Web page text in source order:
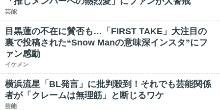
芸能
目黒蓮の不在に賛否も…「FIRST TAKE」大注目の
裏で投稿された“Snow Manの意味深インスタ”にフ
ァン感動
イケメン
横浜流星「BL発言」に批判殺到！それでも芸能関係
者が「クレームは無理筋」と断じるワケ
芸能